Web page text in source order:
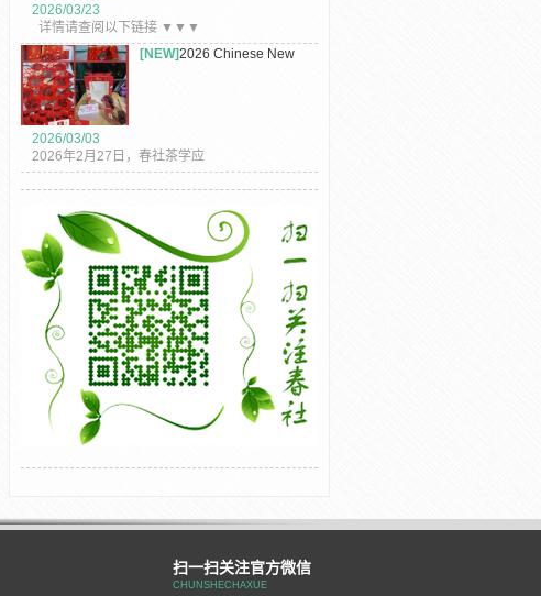
2026/03/23
详情请查阅以下链接 ▼▼▼
新消息：春社茶学2026年茶
艺师鉴定...
[NEW]2026 Chinese New
2026/03/03
2026年2月27日，春社茶学应
海外友人之约，在爱丁堡知名
华人餐...
扫一扫关注官方微信
CHUNSHECHAXUE